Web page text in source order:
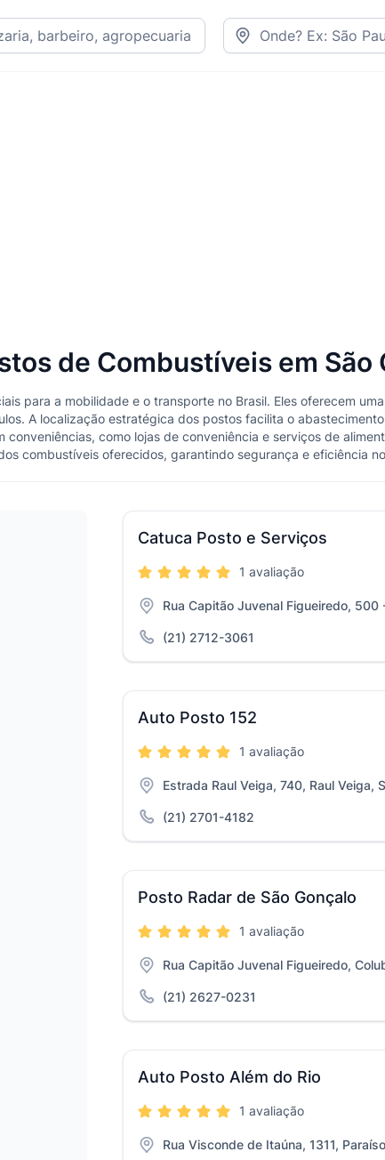
de Combustíveis em São
para a mobilidade e o transporte no Brasil. Eles oferecem
A localização estratégica dos postos facilita o
como lojas de conveniência e serviços de
combustíveis oferecidos, garantindo segurança e eficiência
Catuca Posto e Serviços
1 avaliação
Rua Capitão Juvenal Figueiredo, 500
(21) 2712-3061
Auto Posto 152
1 avaliação
Estrada Raul Veiga, 740, Raul Veiga,
(21) 2701-4182
Posto Radar de São Gonçalo
1 avaliação
Rua Capitão Juvenal Figueiredo,
(21) 2627-0231
Auto Posto Além do Rio
1 avaliação
Rua Visconde de Itaúna, 1311,